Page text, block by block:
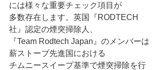
には様々な重要チェック項目が
多数存在します。英国『RODTECH
社』認定の煙突掃除人、
『Team Rodtech Japan』のメンバーは
薪ストーブ先進国における
チムニースイープ基準で煙突掃除を行